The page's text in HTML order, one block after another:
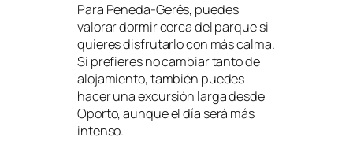
Para Peneda-Gerês, puedes
valorar dormir cerca del parque si
quieres disfrutarlo con más calma.
Si prefieres no cambiar tanto de
alojamiento, también puedes
hacer una excursión larga desde
Oporto, aunque el día será más
intenso.